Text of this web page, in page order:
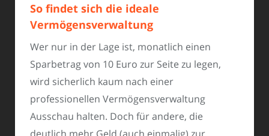
So findet sich die ideale
Vermögensverwaltung
Wer nur in der Lage ist, monatlich einen
Sparbetrag von 10 Euro zur Seite zu legen,
wird sicherlich kaum nach einer
professionellen Vermögensverwaltung
Ausschau halten. Doch für andere, die